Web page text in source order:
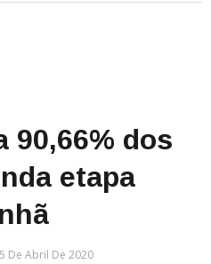
90,66% dos
etapa
De Abril De 2020